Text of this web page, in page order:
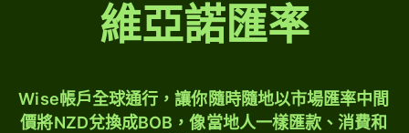
維亞諾匯率
Wise帳戶全球通行，讓你隨時隨地以市場匯率中間
價將NZD兌換成BOB，像當地人一樣匯款、消費和